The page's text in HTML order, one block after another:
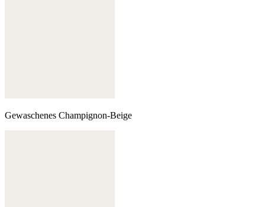
Gewaschenes Champignon-Beige